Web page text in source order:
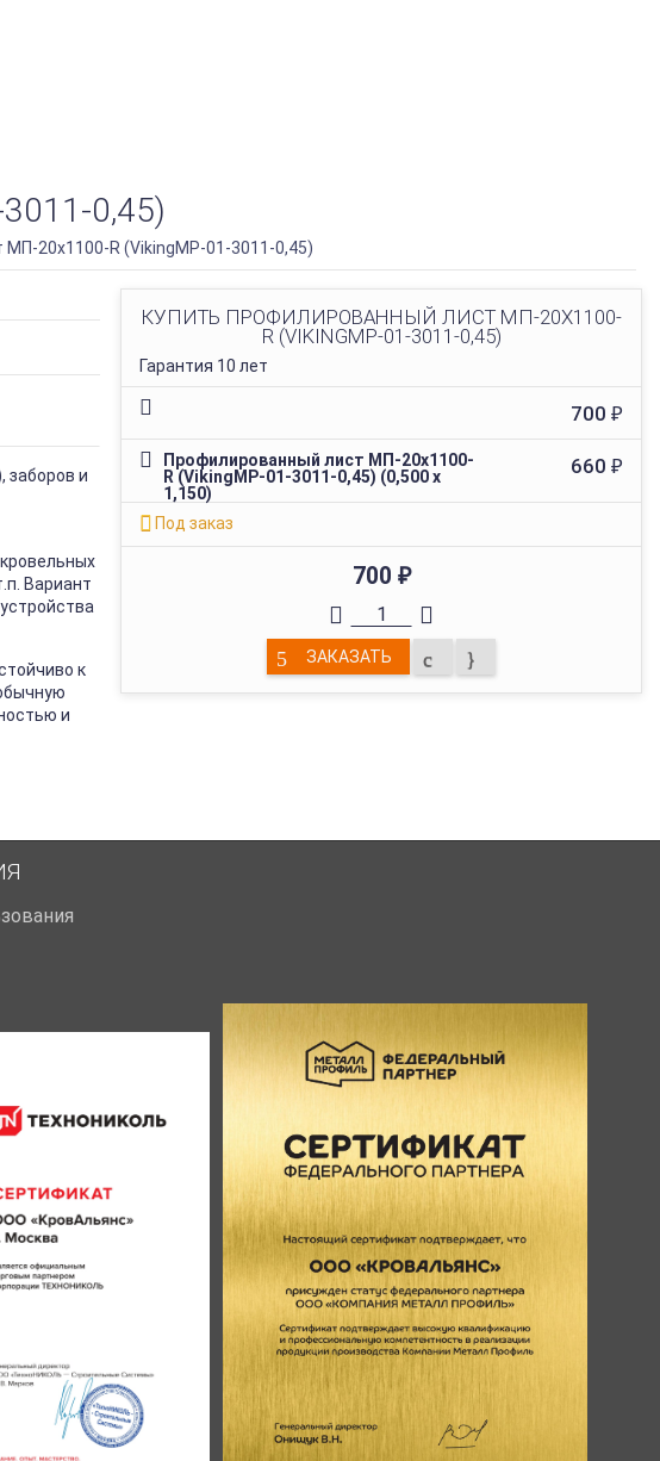
0,45)
20х1100-R (VikingMP-01-3011-0,45)
КУПИТЬ ПРОФИЛИРОВАННЫЙ ЛИСТ МП-20Х1100-
R (VIKINGMP-01-3011-0,45)
Гарантия 10 лет
700 ₽
Профилированный лист МП-20х1100-
R (VikingMP-01-3011-0,45) (0,500 х
1,150)
660 ₽
Под заказ
700 ₽
ЗАКАЗАТЬ
заборов и
Вариант
к
и